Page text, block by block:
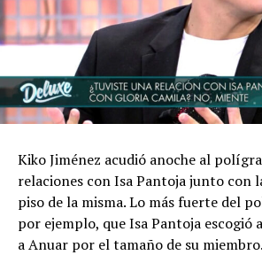
Kiko Jiménez acudió anoche al
relaciones con Isa Pantoja junto con
piso de la misma. Lo más fuerte del
por ejemplo, que Isa Pantoja escogió
a Anuar por el tamaño de su miembro.